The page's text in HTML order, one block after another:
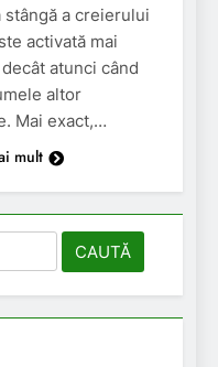
stângă a creierului
activată mai
atunci când
altor
Mai exact,…
mult